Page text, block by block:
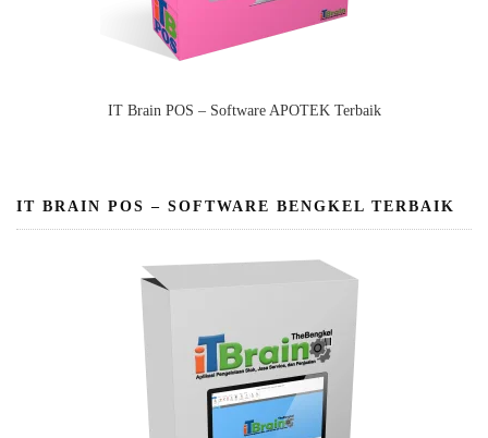
IT Brain POS – Software APOTEK Terbaik
IT BRAIN POS – SOFTWARE BENGKEL TERBAIK